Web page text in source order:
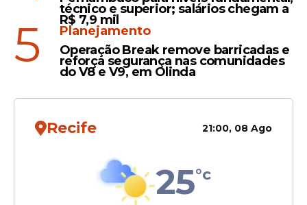
Política
programa "Semente que faz
agricultura local
técnico e superior; salários chegam a
R$ 7,9 mil
5
Planejamento
Operação Break remove barricadas e
reforça segurança nas comunidades
do V8 e V9, em Olinda
Recife 21:00, 08 Ago
25°c